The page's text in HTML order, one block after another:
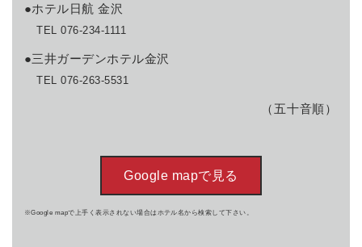
●ホテル日航 金沢
TEL 076-234-1111
●三井ガーデンホテル金沢
TEL 076-263-5531
（五十音順）
Google mapで見る
※Google mapで上手く表示されない場合はホテル名から検索して下さい。